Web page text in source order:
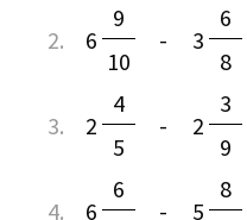
2. 6
9
- 3
6
10 8
3. 2
4
- 2
3
5 9
4. 6
6
- 5
8